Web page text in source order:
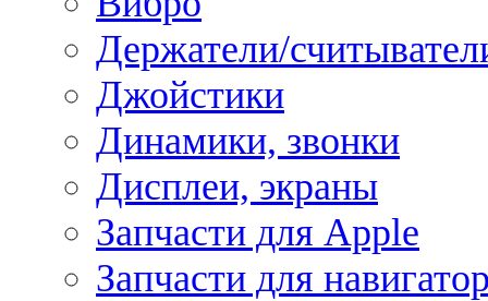
Держатели/
Джойстики
Динамики, звонки
Дисплеи, экраны
Запчасти для Apple
Запчасти для